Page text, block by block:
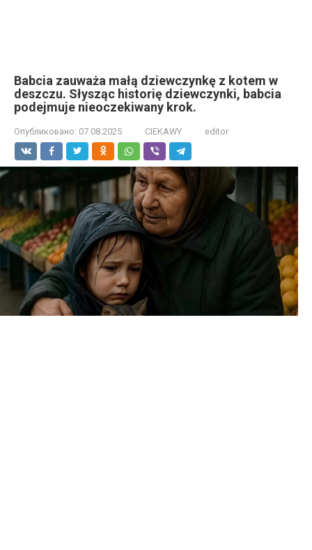
Babcia zauważa małą dziewczynkę z kotem w
deszczu. Słysząc historię dziewczynki, babcia
podejmuje nieoczekiwany krok.
Опубликовано: 07.08.2025 CIEKAWY editor